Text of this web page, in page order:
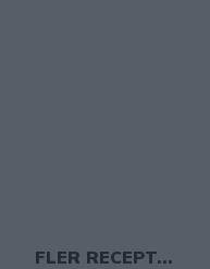
FLER RECEPT...